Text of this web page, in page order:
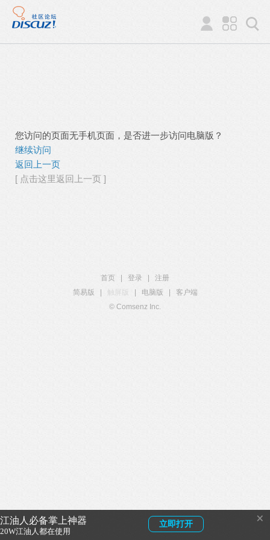
江油人必备掌上神器
20W江油人都在使用
立即打开 ×
您访问的页面无手机页面，是否进一步访问电脑版？
继续访问
返回上一页
[ 点击这里返回上一页 ]
首页 登录
注册
简易版
触屏版 电脑版
客户端
© Comsenz Inc.